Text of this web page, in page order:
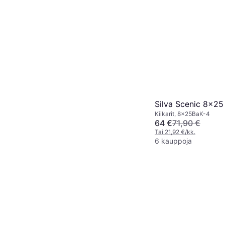
Silva Scenic 8x25
Kiikarit, 8x25BaK-4
64 €71,90 €
Tai 21,92 €/kk.
6 kauppoja